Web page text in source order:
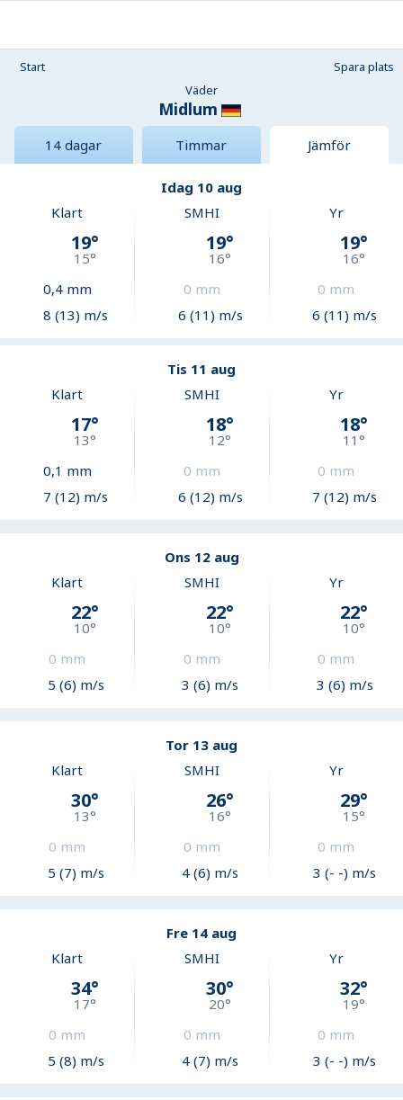
Start
Spara plats
Väder
Midlum
14 dagar Timmar Jämför
Idag 10 aug
Klart
19°
15°
0,4mm
8 (13) m/s
SMHI
19°
16°
0 mm
6 (11) m/s
Yr
19°
16°
0 mm
6 (11) m/s
Tis 11 aug
Klart
17°
13°
0,1 mm
7 (12) m/s
SMHI
18°
12°
0 mm
6 (12) m/s
Yr
18°
11°
0 mm
7 (12) m/s
Ons 12 aug
Klart
22°
10°
0 mm
5 (6) m/s
SMHI
22°
10°
0 mm
3 (6) m/s
Yr
22°
10°
0 mm
3 (6) m/s
Tor 13 aug
Klart
30°
13°
0 mm
5 (7) m/s
SMHI
26°
16°
0 mm
4 (6) m/s
Yr
29°
15°
0 mm
3 (- -) m/s
Fre 14 aug
Klart
34°
17°
0 mm
5 (8) m/s
SMHI
30°
20°
0 mm
4 (7) m/s
Yr
32°
19°
0 mm
3 (- -) m/s